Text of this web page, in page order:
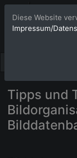
Tipps und
Diese Website
Impressum/